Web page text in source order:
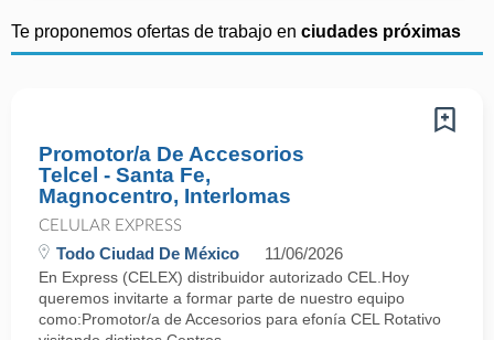
Te proponemos ofertas de trabajo en ciudades próximas
Promotor/a De Accesorios
Telcel - Santa Fe,
Magnocentro, Interlomas
CELULAR EXPRESS
Todo Ciudad De México 11/06/2026
En Express (CELEX) distribuidor autorizado CEL.Hoy
queremos invitarte a formar parte de nuestro equipo
como:Promotor/a de Accesorios para efonía CEL Rotativo